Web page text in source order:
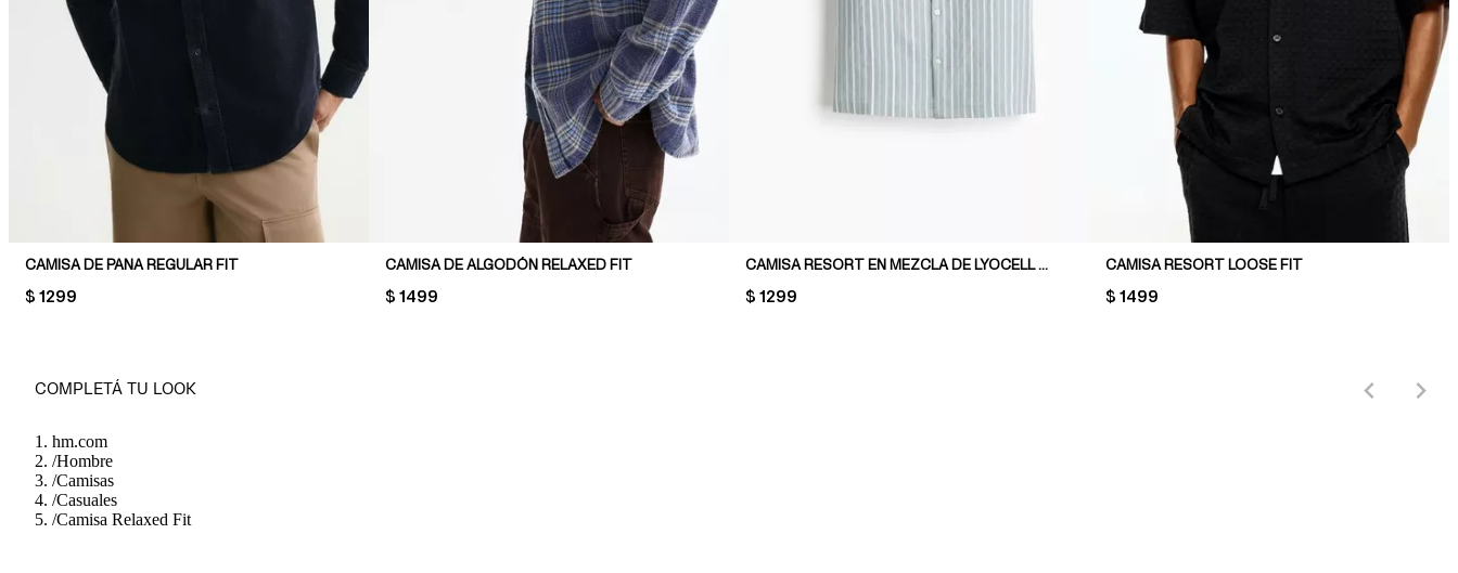
CAMISA DE PANA REGULAR FIT
PRICE:
$ 1299
CAMISA DE ALGODÓN RELAXED FIT
PRICE:
$ 1499
CAMISA RESORT EN MEZCLA DE LYOCELL REGULAR FIT
PRICE:
$ 1299
CAMISA RESORT LOOSE FIT
PRICE:
$ 1499
COMPLETÁ TU LOOK
hm.com
/Hombre
/Camisas
/Casuales
/Camisa Relaxed Fit